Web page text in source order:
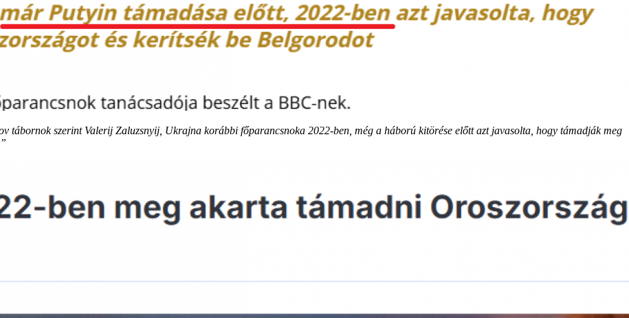
tábornok szerint Valerij Zaluzsnyij, Ukrajna korábbi főparancsnoka 2022-ben, még a háború kitörése előtt azt javasolta, hogy támadják meg